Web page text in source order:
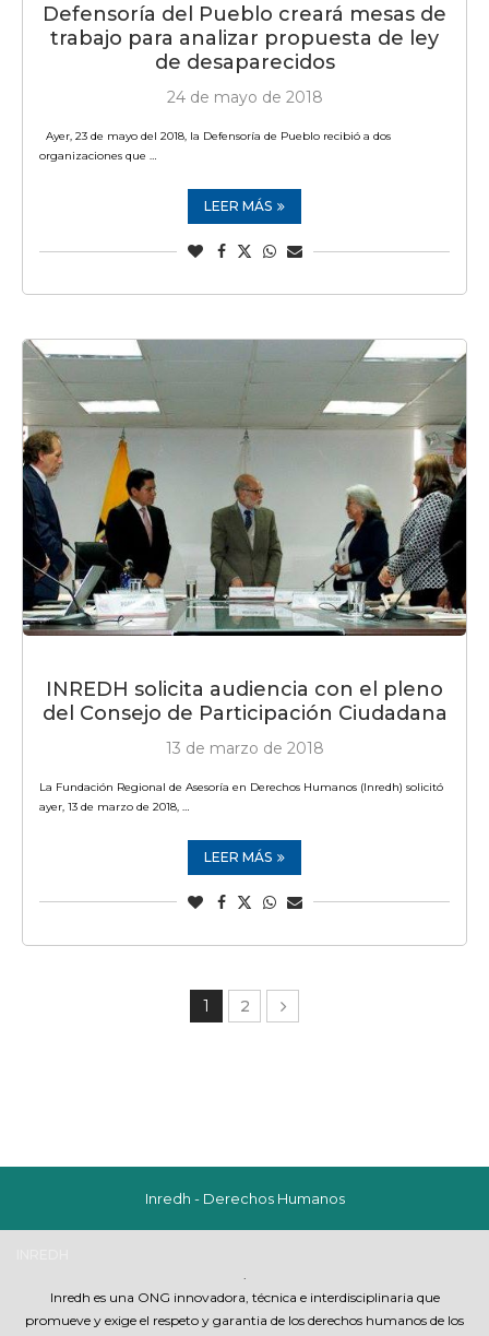
Defensoría del Pueblo creará mesas de
trabajo para analizar propuesta de ley
de desaparecidos
24 de mayo de 2018
Ayer, 23 de mayo del 2018, la Defensoría de Pueblo recibió a dos
organizaciones que …
LEER MÁS
INREDH solicita audiencia con el pleno
del Consejo de Participación Ciudadana
13 de marzo de 2018
La Fundación Regional de Asesoría en Derechos Humanos (Inredh) solicitó
ayer, 13 de marzo de 2018, …
LEER MÁS
1 2
Inredh - Derechos Humanos
Inredh es una ONG innovadora, técnica e interdisciplinaria que
promueve y exige el respeto y garantia de los derechos humanos de los